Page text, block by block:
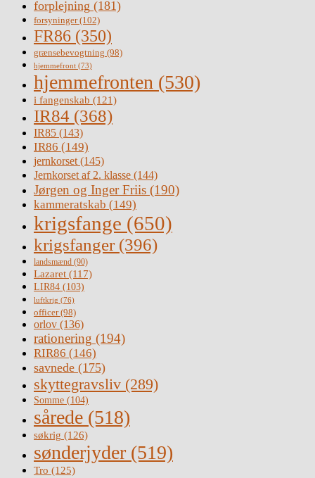
forplejning (181)
forsyninger(102)
FR86 (350)
grænsebevogtning (98)
hjemmefront (73)
hjemmefronten (530)
i fangenskab (121)
IR84 (368)
IR85 (143)
IR86 (149)
jernkorset(145)
Jernkorset af 2. klasse (144)
Jørgen og Inger Friis (190)
kammeratskab (149)
krigsfange (650)
krigsfanger (396)
landsmænd (90)
Lazaret (117)
LIR84 (103)
luftkrig (76)
officer(98)
orlov (136)
rationering (194)
RIR86 (146)
savnede (175)
skyttegravsliv (289)
Somme (104)
sårede (518)
søkrig (126)
sønderjyder (519)
Tro (125)